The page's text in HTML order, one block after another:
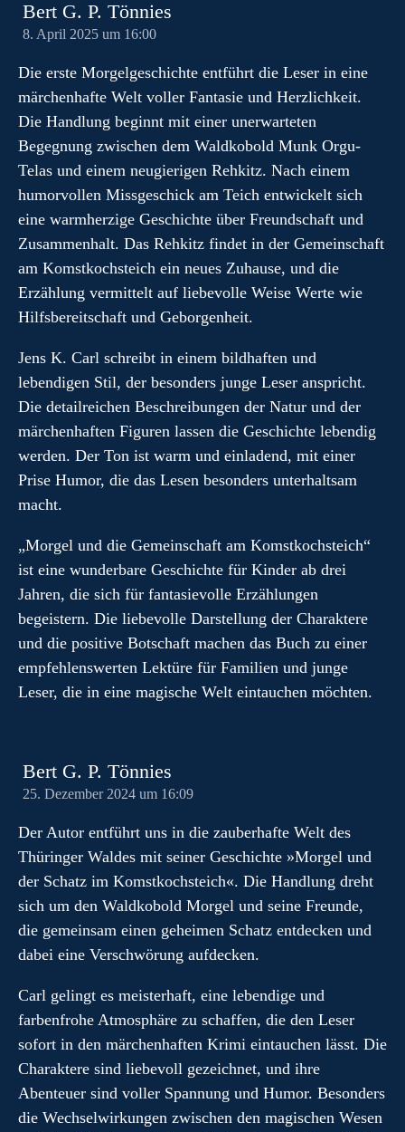
Bert G. P. Tönnies
8. April 2025 um 16:00
Die erste Morgelgeschichte entführt die Leser in eine
märchenhafte Welt voller Fantasie und Herzlichkeit.
Die Handlung beginnt mit einer unerwarteten
Begegnung zwischen dem Waldkobold Munk Orgu-
Telas und einem neugierigen Rehkitz. Nach einem
humorvollen Missgeschick am Teich entwickelt sich
eine warmherzige Geschichte über Freundschaft und
Zusammenhalt. Das Rehkitz findet in der Gemeinschaft
am Komstkochsteich ein neues Zuhause, und die
Erzählung vermittelt auf liebevolle Weise Werte wie
Hilfsbereitschaft und Geborgenheit.
Jens K. Carl schreibt in einem bildhaften und
lebendigen Stil, der besonders junge Leser anspricht.
Die detailreichen Beschreibungen der Natur und der
märchenhaften Figuren lassen die Geschichte lebendig
werden. Der Ton ist warm und einladend, mit einer
Prise Humor, die das Lesen besonders unterhaltsam
macht.
„Morgel und die Gemeinschaft am Komstkochsteich“
ist eine wunderbare Geschichte für Kinder ab drei
Jahren, die sich für fantasievolle Erzählungen
begeistern. Die liebevolle Darstellung der Charaktere
und die positive Botschaft machen das Buch zu einer
empfehlenswerten Lektüre für Familien und junge
Leser, die in eine magische Welt eintauchen möchten.
Bert G. P. Tönnies
25. Dezember 2024 um 16:09
Der Autor entführt uns in die zauberhafte Welt des
Thüringer Waldes mit seiner Geschichte »Morgel und
der Schatz im Komstkochsteich«. Die Handlung dreht
sich um den Waldkobold Morgel und seine Freunde,
die gemeinsam einen geheimen Schatz entdecken und
dabei eine Verschwörung aufdecken.
Carl gelingt es meisterhaft, eine lebendige und
farbenfrohe Atmosphäre zu schaffen, die den Leser
sofort in den märchenhaften Krimi eintauchen lässt. Die
Charaktere sind liebevoll gezeichnet, und ihre
Abenteuer sind voller Spannung und Humor. Besonders
die Wechselwirkungen zwischen den magischen Wesen